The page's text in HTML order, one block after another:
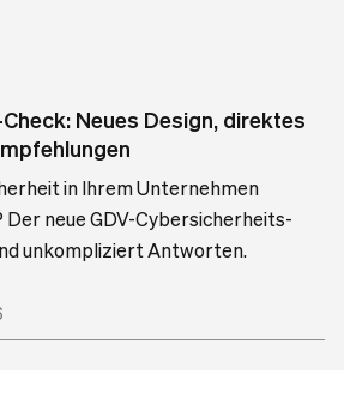
Neues Design, direktes
in Ihrem Unternehmen
neue GDV-Cybersicherheits-
unkompliziert Antworten.